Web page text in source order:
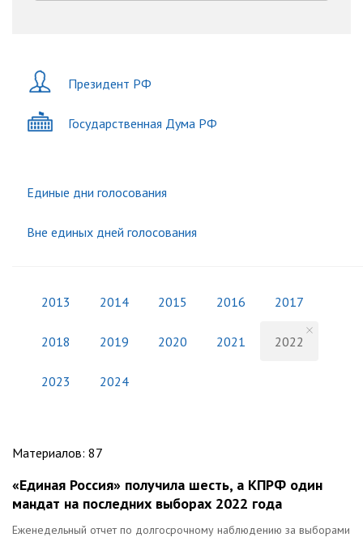
Президент РФ
Государственная Дума РФ
Единые дни голосования
Вне единых дней голосования
2013 2014 2015 2016 2017
2018 2019 2020 2021 2022
2023 2024
Материалов: 87
«Единая Россия» получила шесть, а КПРФ один
мандат на последних выборах 2022 года
Еженедельный отчет по долгосрочному наблюдению за выборами